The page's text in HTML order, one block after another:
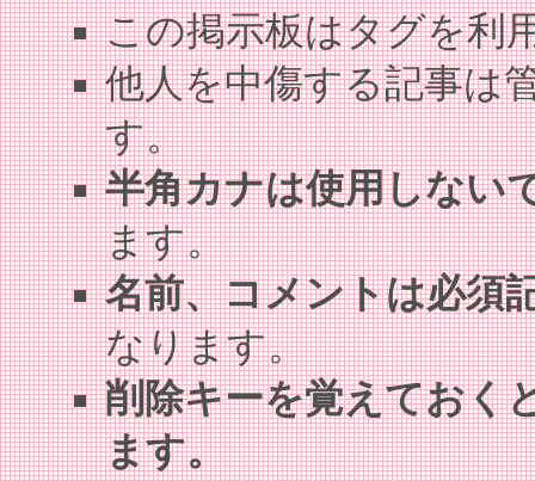
この掲示板はタグを利
他人を中傷する記事は
す。
半角カナは使用しない
ます。
名前、コメントは必須
なります。
削除キーを覚えておく
ます。